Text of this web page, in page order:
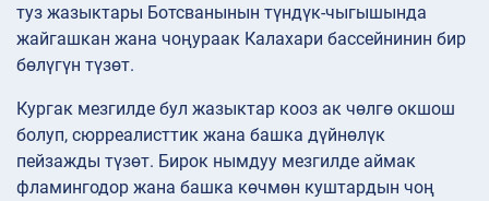
туз жазыктары Ботсванынын түндүк-чыгышында
жайгашкан жана чоңураак Калахари бассейнинин бир
бөлүгүн түзөт.
Кургак мезгилде бул жазыктар кооз ак чөлгө окшош
болуп, сюрреалисттик жана башка дүйнөлүк
пейзажды түзөт. Бирок нымдуу мезгилде аймак
фламингодор жана башка көчмөн куштардын чоң